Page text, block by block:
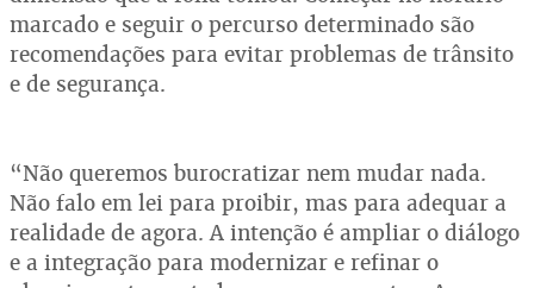
marcado e seguir o percurso determinado são
recomendações para evitar problemas de trânsito
e de segurança.
“Não queremos burocratizar nem mudar nada.
Não falo em lei para proibir, mas para adequar a
realidade de agora. A intenção é ampliar o diálogo
e a integração para modernizar e refinar o